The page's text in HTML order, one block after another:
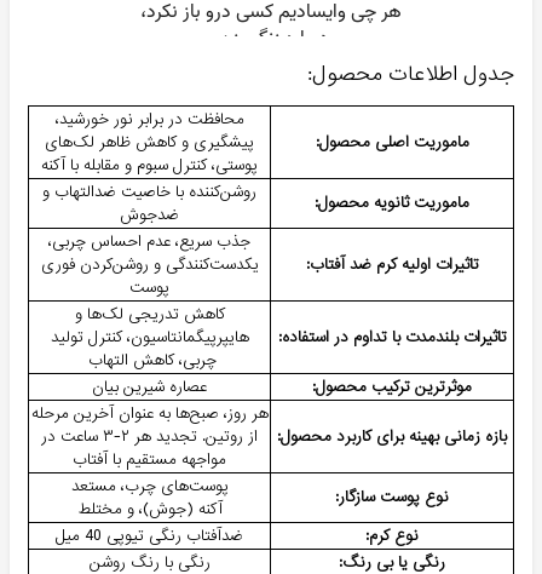
جدول اطلاعات محصول:
ماموریت اصلی محصول:
محافظت در برابر نور خورشید،
پیشگیری و کاهش ظاهر لک‌های
پوستی، کنترل سبوم و مقابله با آکنه
ماموریت ثانویه محصول:
روشن‌کننده با خاصیت ضدالتهاب و
ضدجوش
تاثیرات اولیه کرم ضد آفتاب:
جذب سریع، عدم احساس چربی،
یکدست‌کنندگی و روشن‌کردن فوری
پوست
تاثیرات بلندمدت با تداوم در استفاده:
کاهش تدریجی لک‌ها و
هایپرپیگمانتاسیون، کنترل تولید
چربی، کاهش التهاب
موثرترین ترکیب محصول:
عصاره شیرین بیان
بازه زمانی بهینه برای کاربرد محصول:
هر روز، صبح‌ها به عنوان آخرین مرحله
از روتین. تجدید هر ۲-۳ ساعت در
مواجهه مستقیم با آفتاب
نوع پوست سازگار:
پوست‌های چرب، مستعد
آکنه (جوش)، و مختلط
نوع کرم:
ضدآفتاب رنگی تیوپی 40 میل
رنگی یا بی رنگ:
رنگی با رنگ روشن